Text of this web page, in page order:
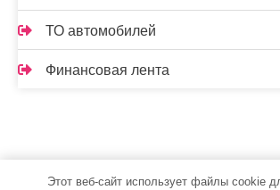
ТО автомобилей
Финансовая лента
Этот веб-сайт использует файлы cookie